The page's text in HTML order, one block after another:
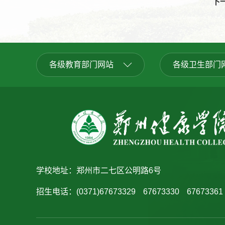
下
各级教育部门网站 各级卫生部门
学校地址：郑州市二七区公明路6号
招生电话： (0371)67673329 67673330 67673361